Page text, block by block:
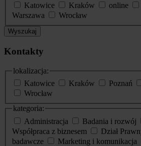
Katowice
Kraków online
Warszawa
Wrocław
Wyszukaj
Kontakty
lokalizacja:
Katowice
Kraków Poznań
Wrocław
kategoria:
Administracja
Badania i rozwój
Współpraca z biznesem
Dział
badawcze
Marketing i komunikacja